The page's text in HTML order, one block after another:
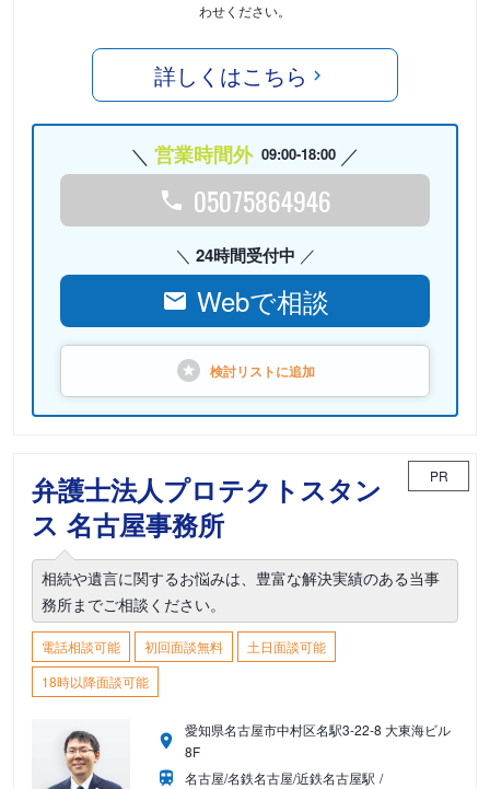
わせください。
詳しくはこちら
営業時間外 09:00-18:00
05075864946
24時間受付中
Webで相談
検討リストに追加
弁護士法人プロテクトスタン
ス 名古屋事務所
PR
相続や遺言に関するお悩みは、豊富な解決実績のある当事
務所までご相談ください。
電話相談可能 初回面談無料
土日面談可能
18時以降面談可能
愛知県名古屋市中村区名駅3-22-8 大東海ビル
8F
名古屋/名鉄名古屋/近鉄名古屋駅